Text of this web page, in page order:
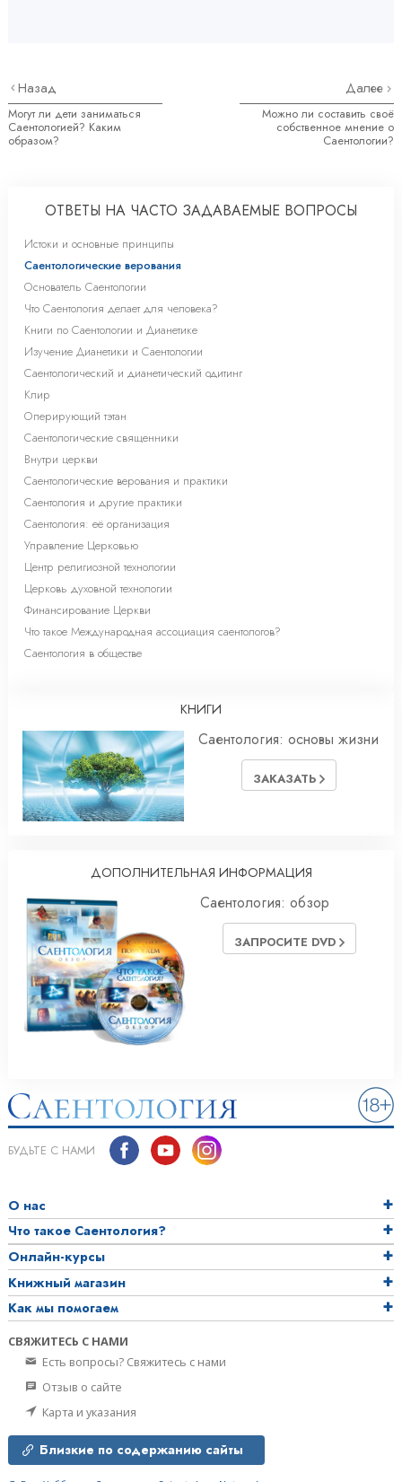
Назад
Могут ли дети заниматься
Саентологией? Каким
образом?
Далее
Можно ли составить своё
собственное мнение о
Саентологии?
ОТВЕТЫ НА ЧАСТО ЗАДАВАЕМЫЕ ВОПРОСЫ
Истоки и основные принципы
Саентологические верования
Основатель Саентологии
Что Саентология делает для человека?
Книги по Саентологии и Дианетике
Изучение Дианетики и Саентологии
Саентологический и дианетический одитинг
Клир
Оперирующий тэтан
Саентологические священники
Внутри церкви
Саентологические верования и практики
Саентология и другие практики
Саентология: её организация
Управление Церковью
Центр религиозной технологии
Церковь духовной технологии
Финансирование Церкви
Что такое Международная ассоциация саентологов?
Саентология в обществе
КНИГИ
Саентология: основы жизни
ЗАКАЗАТЬ
ДОПОЛНИТЕЛЬНАЯ ИНФОРМАЦИЯ
Саентология: обзор
ЗАПРОСИТЕ DVD
БУДЬТЕ С НАМИ
О нас
Что такое Саентология?
Онлайн-курсы
Книжный магазин
Как мы помогаем
СВЯЖИТЕСЬ С НАМИ
Есть вопросы? Свяжитесь с нами
Отзыв о сайте
Карта и указания
Близкие по содержанию сайты